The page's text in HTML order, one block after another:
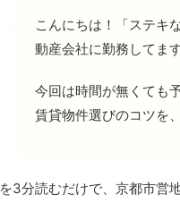
こんにちは！「ステキ
動産会社に勤務してます
今回は時間が無くても
賃貸物件選びのコツを
3分読むだけで、京都市営